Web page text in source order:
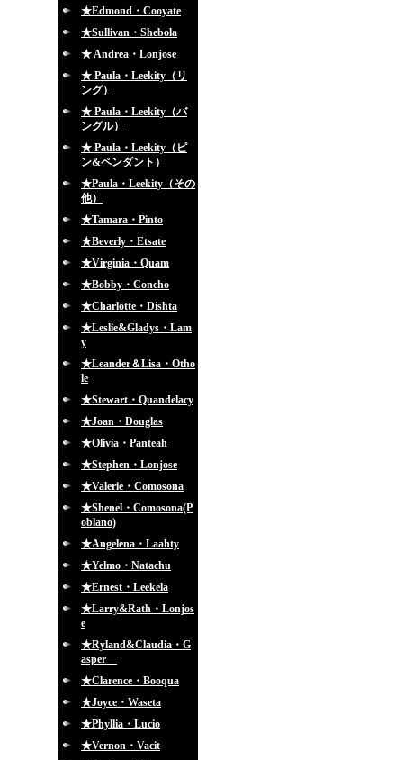
★Edmond・Cooyate
★Sullivan・Shebola
★ Andrea・Lonjose
★ Paula・Leekity（リ
ング）
★ Paula・Leekity（バ
ングル）
★ Paula・Leekity（ピ
ン&ペンダント）
★Paula・Leekity（その
他）
★Tamara・Pinto
★Beverly・Etsate
★Virginia・Quam
★Bobby・Concho
★Charlotte・Dishta
★Leslie&Gladys・Lam
y
★Leander＆Lisa・Otho
le
★Stewart・Quandelacy
★Joan・Douglas
★Olivia・Panteah
★Stephen・Lonjose
★Valerie・Comosona
★Shenel・Comosona(P
oblano)
★Angelena・Laahty
★Yelmo・Natachu
★Ernest・Leekela
★Larry&Rath・Lonjos
e
★Ryland&Claudia・G
asper
★Clarence・Booqua
★Joyce・Waseta
★Phyllia・Lucio
★Vernon・Vacit